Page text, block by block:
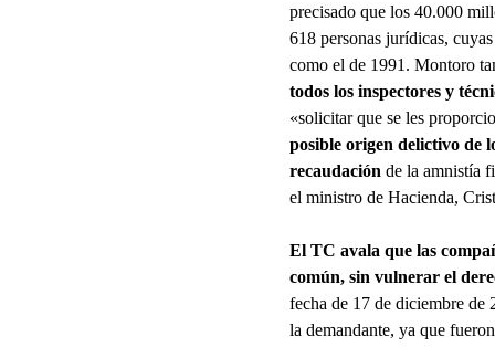
precisado que los 40.000
618 personas jurídicas,
como el de 1991. Montoro
todos los inspectores y
«solicitar que se les
posible origen delictivo de
recaudación de la amnistía
el ministro de Hacienda,
El TC avala que las
común, sin vulnerar el
fecha de 17 de diciembre de
la demandante, ya que